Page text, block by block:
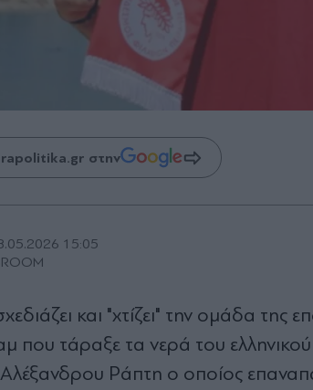
στην
15:05
και "χτίζει" την ομάδα της
που τάραξε τα νερά του ελληνικού
Ράπτη ο οποίος